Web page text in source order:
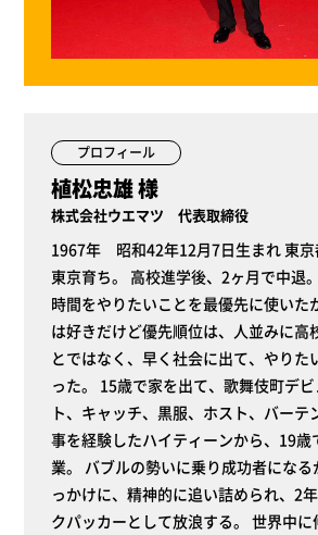
プロフィール
植松忠雄 様
株式会社ウエマツ 代表取締役
1967年 昭和42年12月7日生まれ 東京
東京育ち。 高校進学後、2ヶ月で中退
時間をやりたいことを最優先に使いた
は好きだけど優先順位は、人並みに高
とではなく、早く社会に出て、やりた
った。 15歳で家を出て、歌舞伎町デ
ト、キャッチ、黒服、ホスト、バーテ
事を経験したハイティーンから、19歳
業。 バブルの勢いに乗り成功者にな
っかけに、精神的に追い詰められ、2
クパッカーとして放浪する。 世界中